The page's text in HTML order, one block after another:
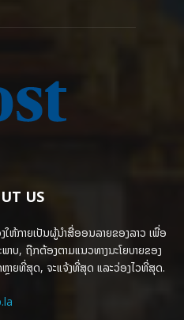
US
ໃຫ້ກາຍເປັນຜູ້ນຳສື່ອອນລາຍຂອງລາວ ເພື່ອ
ບ, ຖືກຕ້ອງຕາມແນວທາງນະໂຍບາຍຂອງ
າຍທີ່ສຸດ, ຈະແຈ້ງທີ່ສຸດ ແລະວ່ອງໄວທີ່ສຸດ.